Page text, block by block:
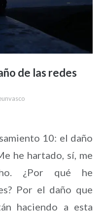
de las redes
10: el daño
he hartado, sí, me
¿Por qué he
Por el daño que
haciendo a esta